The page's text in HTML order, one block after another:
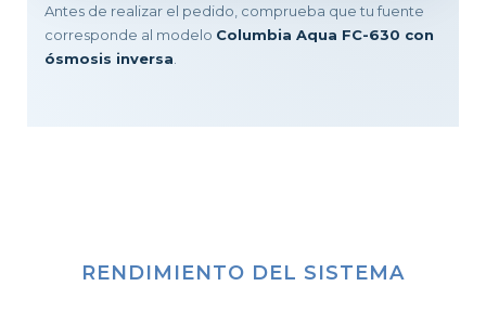
Antes de realizar el pedido, comprueba que tu fuente
corresponde al modelo Columbia Aqua FC-630 con
ósmosis inversa
RENDIMIENTO DEL SISTEMA